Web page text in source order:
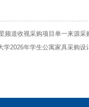
频道收视采购项目单一来源采
学2026年学生公寓家具采购设